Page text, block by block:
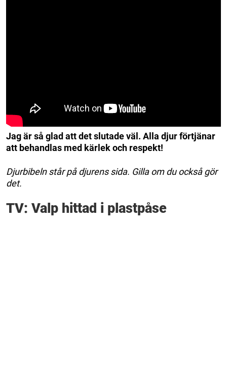
Jag är så glad att det slutade väl. Alla djur förtjänar
att behandlas med kärlek och respekt!
Djurbibeln står på djurens sida. Gilla om du också gör
det.
TV: Valp hittad i plastpåse